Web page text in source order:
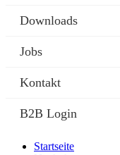
Downloads
Jobs
Kontakt
B2B Login
Startseite